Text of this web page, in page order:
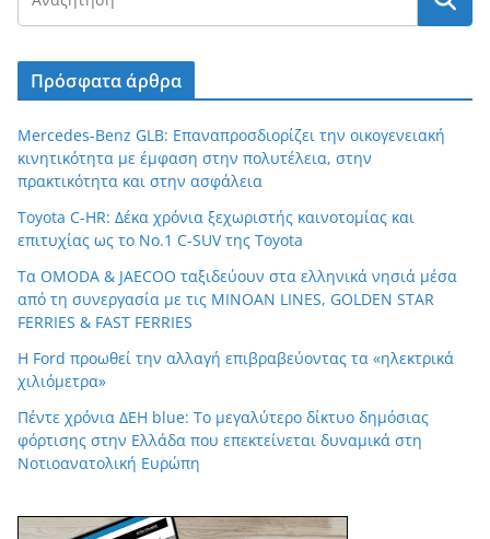
Πρόσφατα άρθρα
Mercedes-Benz GLB: Επαναπροσδιορίζει την οικογενειακή
κινητικότητα με έμφαση στην πολυτέλεια, στην
πρακτικότητα και στην ασφάλεια
Toyota C-HR: Δέκα χρόνια ξεχωριστής καινοτομίας και
επιτυχίας ως το Νο.1 C-SUV της Toyota
Τα OMODA & JAECOO ταξιδεύουν στα ελληνικά νησιά μέσα
από τη συνεργασία με τις MINOAN LINES, GOLDEN STAR
FERRIES & FAST FERRIES
Η Ford προωθεί την αλλαγή επιβραβεύοντας τα «ηλεκτρικά
χιλιόμετρα»
Πέντε χρόνια ΔΕΗ blue: Το μεγαλύτερο δίκτυο δημόσιας
φόρτισης στην Ελλάδα που επεκτείνεται δυναμικά στη
Νοτιοανατολική Ευρώπη